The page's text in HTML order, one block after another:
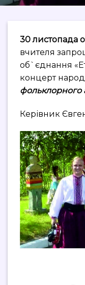
30 листопада
вчителя
об`єднання
концерт
фольклорного
Керівник